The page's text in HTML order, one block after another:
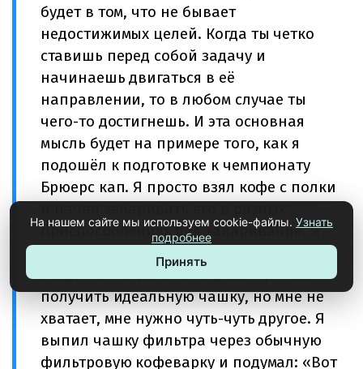
будет в том, что не бывает
недостижимых целей. Когда ты четко
ставишь перед собой задачу и
начинаешь двигаться в её
направлении, то в любом случае ты
чего-то достигнешь. И эта основная
мысль будет на примере того, как я
подошёл к подготовке к чемпионату
Брюерс кап. Я просто взял кофе с полки
приспособлениях для заваривания. Я
понял, что все они, конечно, хороши,
везде можно допилить рецепт, чтобы
получить идеальную чашку, но мне не
хватает, мне нужно чуть-чуть другое. Я
выпил чашку фильтра через обычную
фильтровую кофеварку и подумал: «Вот
На нашем сайте мы используем cookie-файлы. Узнать
подробнее
Принять